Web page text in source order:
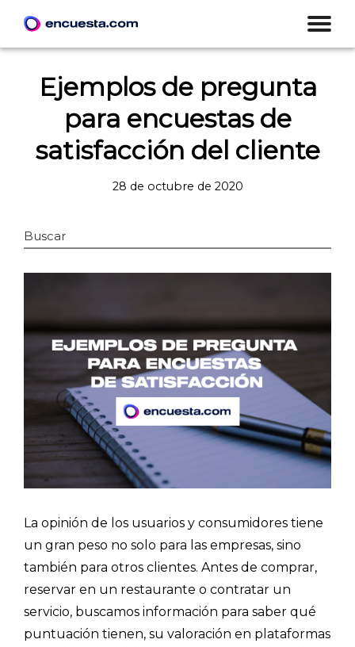
Ejemplos de pregunta
para encuestas de
satisfacción del cliente
28 de octubre de 2020
Buscar
La opinión de los usuarios y consumidores tiene
un gran peso no solo para las empresas, sino
también para otros clientes. Antes de comprar,
reservar en un restaurante o contratar un
servicio, buscamos información para saber qué
puntuación tienen, su valoración en plataformas